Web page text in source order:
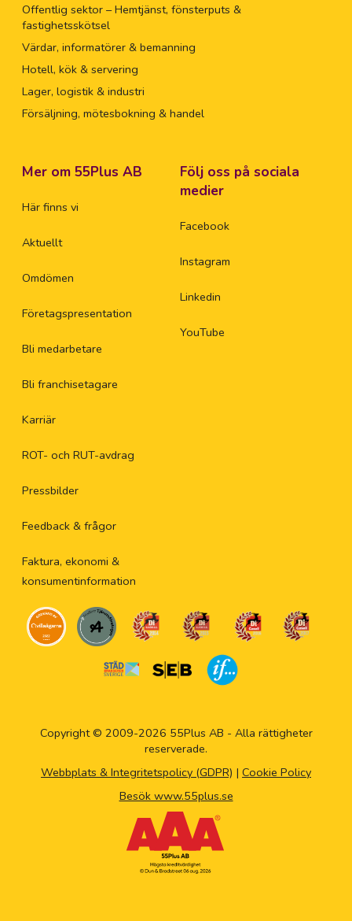
Offentlig sektor – Hemtjänst, fönsterputs &
fastighetsskötsel
Värdar, informatörer & bemanning
Hotell, kök & servering
Lager, logistik & industri
Försäljning, mötesbokning & handel
Mer om 55Plus AB
Här finns vi
Aktuellt
Omdömen
Företagspresentation
Bli medarbetare
Bli franchisetagare
Karriär
ROT- och RUT-avdrag
Pressbilder
Feedback & frågor
Faktura, ekonomi &
konsumentinformation
Följ oss på sociala
medier
Facebook
Instagram
Linkedin
YouTube
Copyright © 2009-2026 55Plus AB - Alla rättigheter
reserverade.
Webbplats & Integritetspolicy (GDPR) | Cookie Policy
Besök www.55plus.se